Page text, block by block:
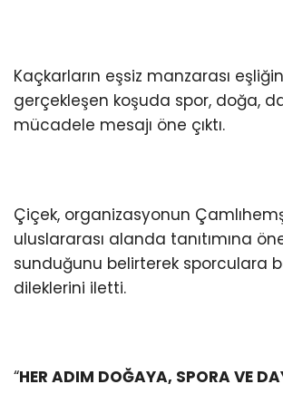
Kaçkarların eşsiz manzarası
gerçekleşen koşuda spor, doğa,
mücadele mesajı öne çıktı.
Çiçek, organizasyonun
uluslararası alanda tanıtımına
sunduğunu belirterek sporculara
dileklerini iletti.
“HER ADIM DOĞAYA, SPORA VE